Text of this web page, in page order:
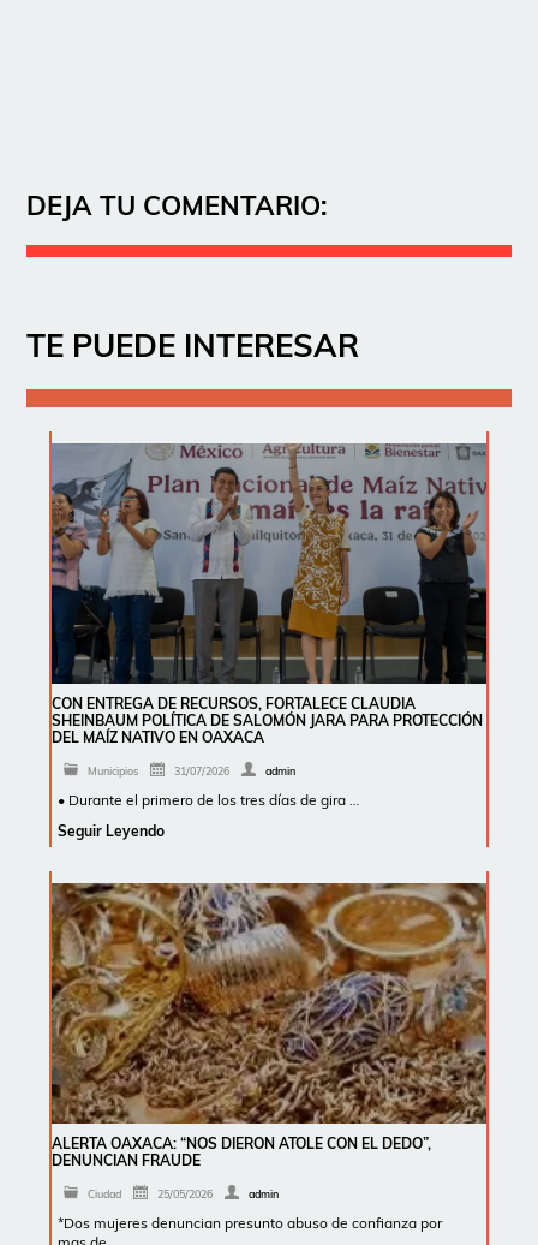
DEJA TU COMENTARIO:
TE PUEDE INTERESAR
CON ENTREGA DE RECURSOS, FORTALECE CLAUDIA
SHEINBAUM POLÍTICA DE SALOMÓN JARA PARA PROTECCIÓN
DEL MAÍZ NATIVO EN OAXACA
Municipios 31/07/2026 admin
• Durante el primero de los tres días de gira …
Seguir Leyendo
ALERTA OAXACA: “NOS DIERON ATOLE CON EL DEDO”,
DENUNCIAN FRAUDE
Ciudad 25/05/2026 admin
*Dos mujeres denuncian presunto abuso de confianza por